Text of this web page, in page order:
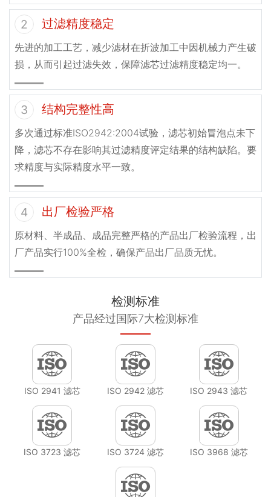
2 过滤精度稳定
先进的加工工艺，减少滤材在折波加工中因机械力产生破
损，从而引起过滤失效，保障滤芯过滤精度稳定均一。
3 结构完整性高
多次通过标准ISO2942:2004试验，滤芯初始冒泡点未下
降，滤芯不存在影响其过滤精度评定结果的结构缺陷。要
求精度与实际精度水平一致。
4 出厂检验严格
原材料、半成品、成品完整严格的产品出厂检验流程，出
厂产品实行100%全检，确保产品出厂品质无忧。
检测标准
产品经过国际7大检测标准
ISO 2941 滤芯 ISO 2942 滤芯 ISO 2943 滤芯
ISO 3723 滤芯 ISO 3724 滤芯 ISO 3968 滤芯